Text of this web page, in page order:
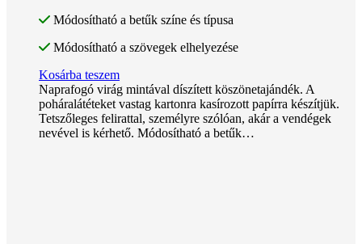
Módosítható a betűk színe és típusa
Módosítható a szövegek elhelyezése
Kosárba teszem
Naprafogó virág mintával díszített köszönetajándék. A
poháralátéteket vastag kartonra kasírozott papírra készítjük.
Tetszőleges felirattal, személyre szólóan, akár a vendégek
nevével is kérhető. Módosítható a betűk…